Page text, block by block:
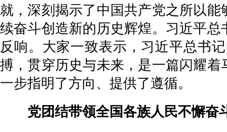
就，深刻揭示了中国共产党之所以
续奋斗创造新的历史辉煌。习近平
反响。大家一致表示，习近平总书
搏，贯穿历史与未来，是一篇闪耀
一步指明了方向、提供了遵循。
党团结带领全国各族人民不懈奋